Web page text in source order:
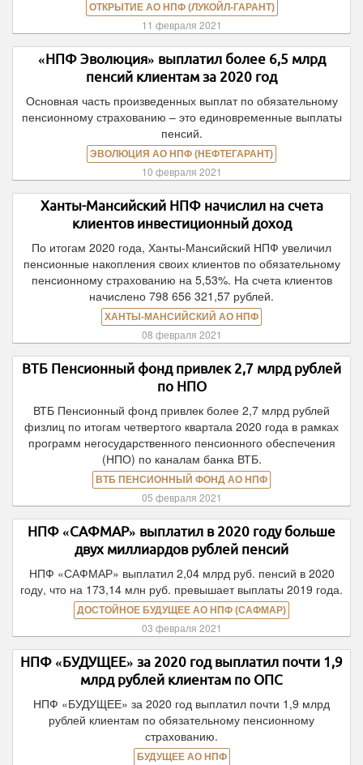
ОТКРЫТИЕ АО НПФ (ЛУКОЙЛ-ГАРАНТ)
11 февраля 2021
«НПФ Эволюция» выплатил более 6,5 млрд
пенсий клиентам за 2020 год
Основная часть произведенных выплат по обязательному
пенсионному страхованию – это единовременные выплаты
пенсий.
ЭВОЛЮЦИЯ АО НПФ (НЕФТЕГАРАНТ)
10 февраля 2021
Ханты-Мансийский НПФ начислил на счета
клиентов инвестиционный доход
По итогам 2020 года, Ханты-Мансийский НПФ увеличил
пенсионные накопления своих клиентов по обязательному
пенсионному страхованию на 5,53%. На счета клиентов
начислено 798 656 321,57 рублей.
ХАНТЫ-МАНСИЙСКИЙ АО НПФ
08 февраля 2021
ВТБ Пенсионный фонд привлек 2,7 млрд рублей
по НПО
ВТБ Пенсионный фонд привлек более 2,7 млрд рублей
физлиц по итогам четвертого квартала 2020 года в рамках
программ негосударственного пенсионного обеспечения
(НПО) по каналам банка ВТБ.
ВТБ ПЕНСИОННЫЙ ФОНД АО НПФ
05 февраля 2021
НПФ «САФМАР» выплатил в 2020 году больше
двух миллиардов рублей пенсий
НПФ «САФМАР» выплатил 2,04 млрд руб. пенсий в 2020
году, что на 173,14 млн руб. превышает выплаты 2019 года.
ДОСТОЙНОЕ БУДУЩЕЕ АО НПФ (САФМАР)
03 февраля 2021
НПФ «БУДУЩЕЕ» за 2020 год выплатил почти 1,9
млрд рублей клиентам по ОПС
НПФ «БУДУЩЕЕ» за 2020 год выплатил почти 1,9 млрд
рублей клиентам по обязательному пенсионному
страхованию.
БУДУЩЕЕ АО НПФ